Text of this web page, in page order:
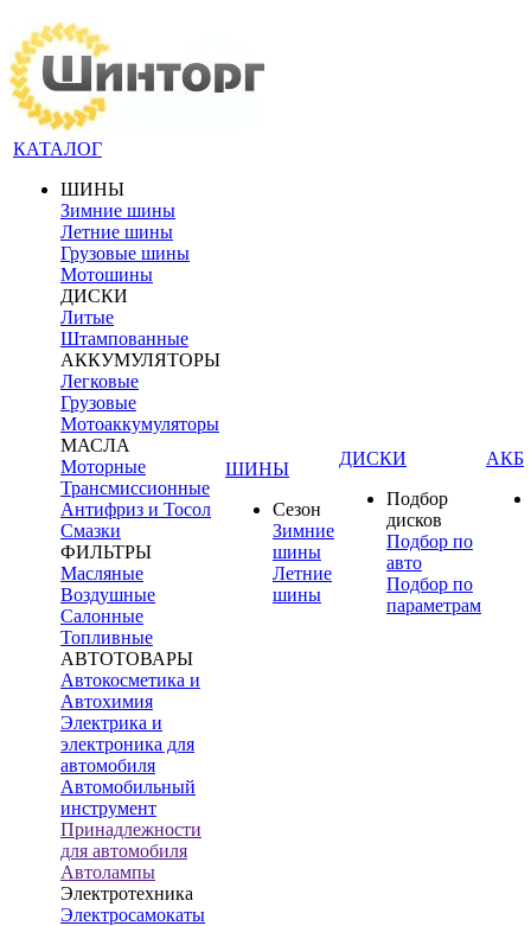
КАТАЛОГ
ШИНЫ
Зимние шины
Летние шины
Грузовые шины
Мотошины
ДИСКИ
Литые
Штампованные
АККУМУЛЯТОРЫ
Легковые
Грузовые
Мотоаккумуляторы
МАСЛА
Моторные
Трансмиссионные
Антифриз и Тосол
Смазки
ФИЛЬТРЫ
Масляные
Воздушные
Салонные
Топливные
АВТОТОВАРЫ
Автокосметика и
Автохимия
Электрика и
электроника для
автомобиля
Автомобильный
инструмент
Принадлежности
для автомобиля
Автолампы
Электротехника
Электросамокаты
ШИНЫ
Сезон
Зимние
шины
Летние
шины
ДИСКИ
Подбор
дисков
Подбор по
авто
Подбор по
параметрам
АКБ